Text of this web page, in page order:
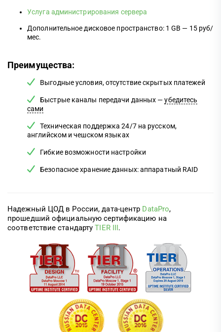
Услуга администрирования сервера
Дополнительное дисковое пространство: 1 GB — 15 руб/
мес.
Преимущества:
Выгодные условия, отсутствие скрытых платежей
Быстрые каналы передачи данных —убедитесь
сами
Техническая поддержка 24/7 на русском,
английском и чешском языках
Гибкие возможности настройки
Безопасное хранение данных: аппаратный RAID
Надежный ЦОД в России, дата-центр DataPro,
прошедший официальную сертификацию на
соответствие стандартуTIER III.